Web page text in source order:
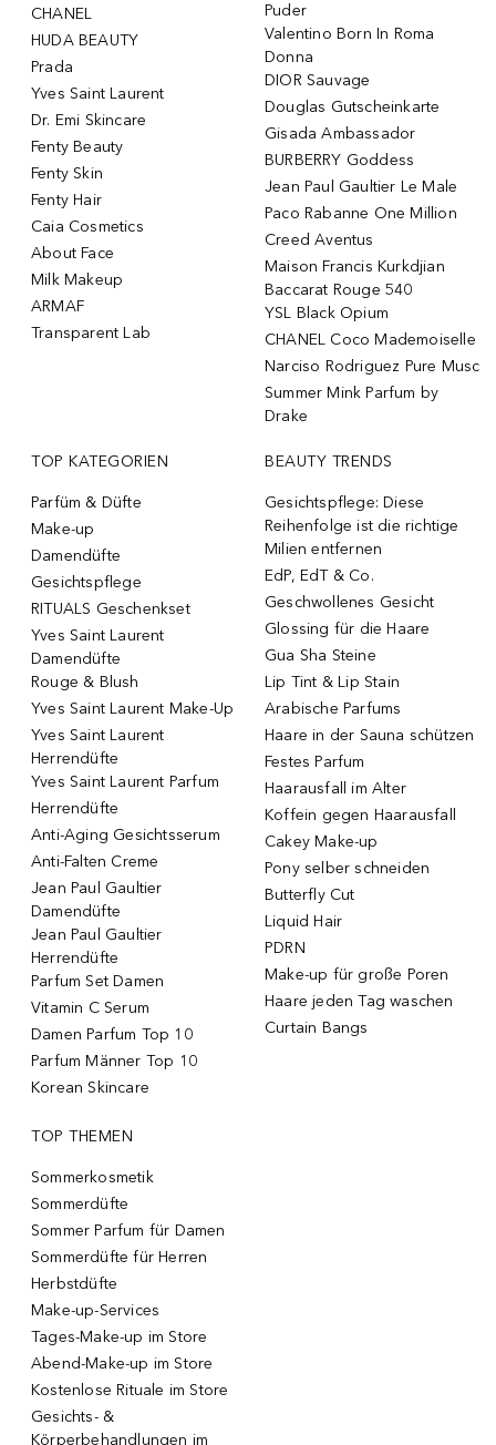
CHANEL
HUDA BEAUTY
Prada
Yves Saint Laurent
Dr. Emi Skincare
Fenty Beauty
Fenty Skin
Fenty Hair
Caia Cosmetics
About Face
Milk Makeup
ARMAF
Transparent Lab
Puder
Valentino Born In Roma
Donna
DIOR Sauvage
Douglas Gutscheinkarte
Gisada Ambassador
BURBERRY Goddess
Jean Paul Gaultier Le Male
Paco Rabanne One Million
Creed Aventus
Maison Francis Kurkdjian
Baccarat Rouge 540
YSL Black Opium
CHANEL Coco Mademoiselle
Narciso Rodriguez Pure Musc
Summer Mink Parfum by
Drake
TOP KATEGORIEN
Parfüm & Düfte
Make-up
Damendüfte
Gesichtspflege
RITUALS Geschenkset
Yves Saint Laurent
Damendüfte
Rouge & Blush
Yves Saint Laurent Make-Up
Yves Saint Laurent
Herrendüfte
Yves Saint Laurent Parfum
Herrendüfte
Anti-Aging Gesichtsserum
Anti-Falten Creme
Jean Paul Gaultier
Damendüfte
Jean Paul Gaultier
Herrendüfte
Parfum Set Damen
Vitamin C Serum
Damen Parfum Top 10
Parfum Männer Top 10
Korean Skincare
BEAUTY TRENDS
Gesichtspflege: Diese
Reihenfolge ist die richtige
Milien entfernen
EdP, EdT & Co.
Geschwollenes Gesicht
Glossing für die Haare
Gua Sha Steine
Lip Tint & Lip Stain
Arabische Parfums
Haare in der Sauna schützen
Festes Parfum
Haarausfall im Alter
Koffein gegen Haarausfall
Cakey Make-up
Pony selber schneiden
Butterfly Cut
Liquid Hair
PDRN
Make-up für große Poren
Haare jeden Tag waschen
Curtain Bangs
TOP THEMEN
Sommerkosmetik
Sommerdüfte
Sommer Parfum für Damen
Sommerdüfte für Herren
Herbstdüfte
Make-up-Services
Tages-Make-up im Store
Abend-Make-up im Store
Kostenlose Rituale im Store
Gesichts- &
Körperbehandlungen im